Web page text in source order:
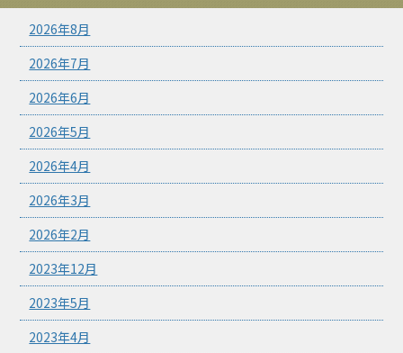
2026年8月
2026年7月
2026年6月
2026年5月
2026年4月
2026年3月
2026年2月
2023年12月
2023年5月
2023年4月